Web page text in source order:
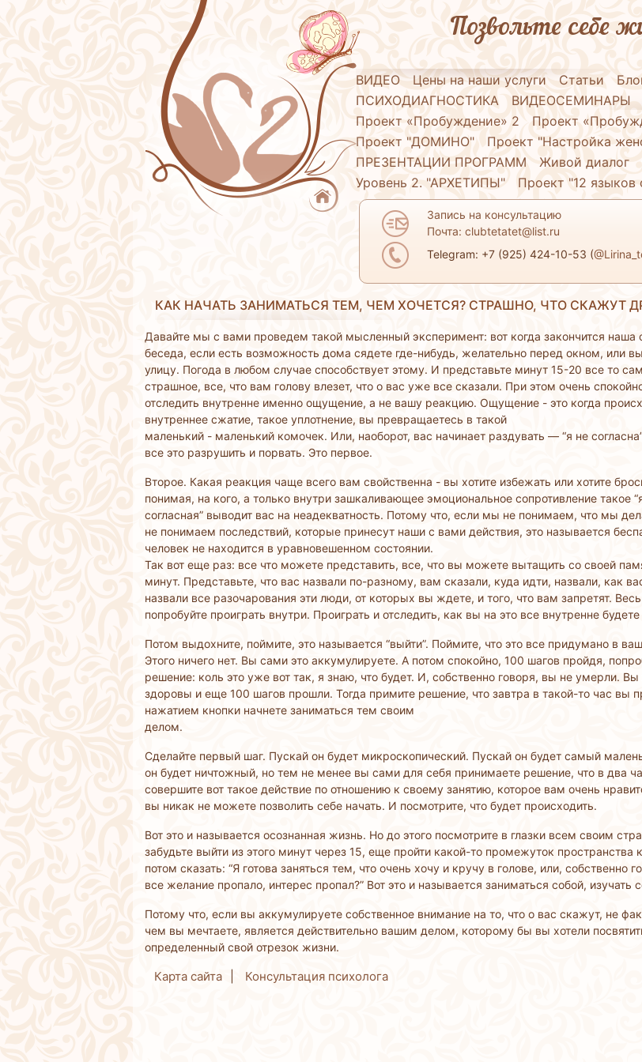
Позвольте себе
ВИДЕО Цены на наши услуги Статьи
ПСИХОДИАГНОСТИКА
ВИДЕОСЕМИНАРЫ
Проект «Пробуждение» 2
Проект
Проект "ДОМИНО"
Проект "Настройка
ПРЕЗЕНТАЦИИ ПРОГРАММ
Живой диалог
Уровень 2. "АРХЕТИПЫ"
Проект "12 языков
Запись на консультацию
Почта: clubtetatet@list.ru
Telegram: +7 (925) 424-10-53 (
КАК НАЧАТЬ ЗАНИМАТЬСЯ ТЕМ, ЧЕМ ХОЧЕТСЯ? СТРАШНО, ЧТО СКАЖУТ
Давайте мы с вами проведем такой мысленный эксперимент: вот когда закончится наша
беседа, если есть возможность дома сядете где-нибудь, желательно перед окном, или
улицу. Погода в любом случае способствует этому. И представьте минут 15-20 все то
страшное, все, что вам голову влезет, что о вас уже все сказали. При этом очень
отследить внутренне именно ощущение, а не вашу реакцию. Ощущение - это когда
внутреннее сжатие, такое уплотнение, вы превращаетесь в такой
маленький - маленький комочек. Или, наоборот, вас начинает раздувать — “я не
все это разрушить и порвать. Это первое.
Второе. Какая реакция чаще всего вам свойственна - вы хотите избежать или хотите
понимая, на кого, а только внутри зашкаливающее эмоциональное сопротивление такое
согласная” выводит вас на неадекватность. Потому что, если мы не понимаем, что мы
не понимаем последствий, которые принесут наши с вами действия, это называется
человек не находится в уравновешенном состоянии.
Так вот еще раз: все что можете представить, все, что вы можете вытащить со своей
минут. Представьте, что вас назвали по-разному, вам сказали, куда идти, назвали, как
назвали все разочарования эти люди, от которых вы ждете, и того, что вам запретят.
попробуйте проиграть внутри. Проиграть и отследить, как вы на это все внутренне
Потом выдохните, поймите, это называется “выйти”. Поймите, что это все придумано в
Этого ничего нет. Вы сами это аккумулируете. А потом спокойно, 100 шагов пройдя,
решение: коль это уже вот так, я знаю, что будет. И, собственно говоря, вы не умерли.
здоровы и еще 100 шагов прошли. Тогда примите решение, что завтра в такой-то час вы
нажатием кнопки начнете заниматься тем своим
делом.
Сделайте первый шаг. Пускай он будет микроскопический. Пускай он будет самый
он будет ничтожный, но тем не менее вы сами для себя принимаете решение, что в два
совершите вот такое действие по отношению к своему занятию, которое вам очень
вы никак не можете позволить себе начать. И посмотрите, что будет происходить.
Вот это и называется осознанная жизнь. Но до этого посмотрите в глазки всем своим
забудьте выйти из этого минут через 15, еще пройти какой-то промежуток пространства
потом сказать: “Я готова заняться тем, что очень хочу и кручу в голове, или, собственно
все желание пропало, интерес пропал?” Вот это и называется заниматься собой, изучать
Потому что, если вы аккумулируете собственное внимание на то, что о вас скажут, не
чем вы мечтаете, является действительно вашим делом, которому бы вы хотели
определенный свой отрезок жизни.
Карта сайта Консультация психолога